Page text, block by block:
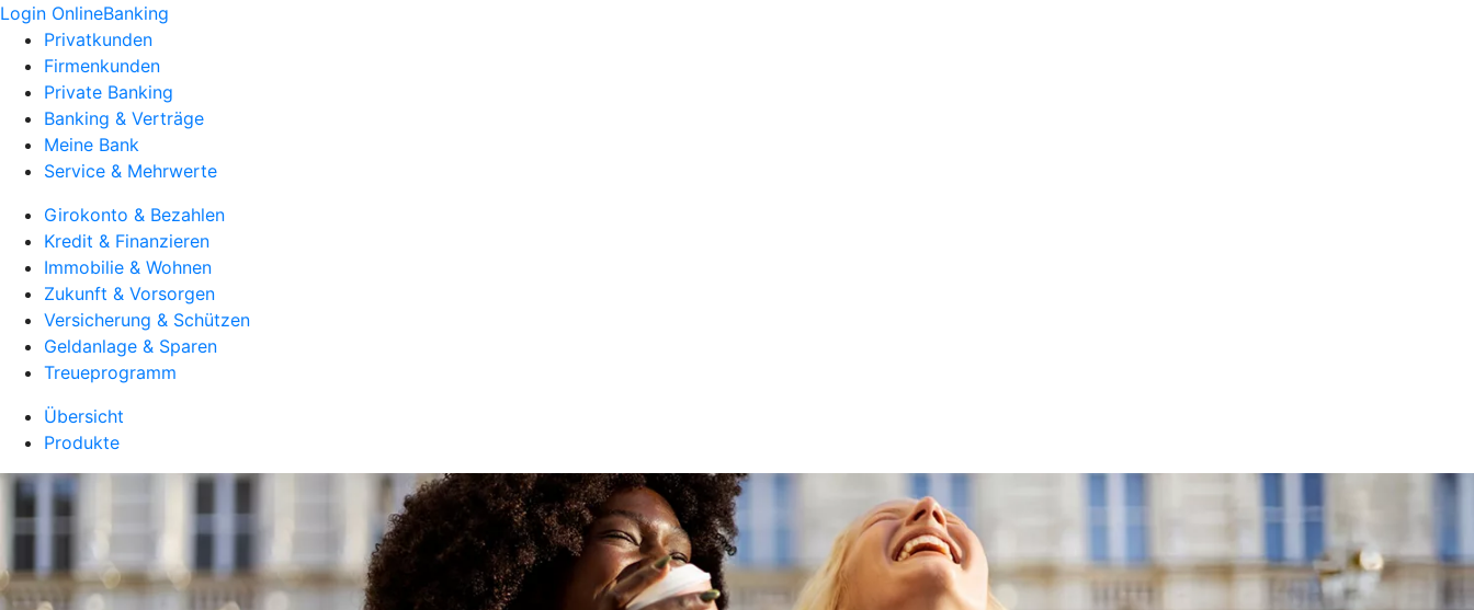
Login OnlineBanking
Privatkunden
Firmenkunden
Private Banking
Banking & Verträge
Meine Bank
Service & Mehrwerte
Girokonto & Bezahlen
Kredit & Finanzieren
Immobilie & Wohnen
Zukunft & Vorsorgen
Versicherung & Schützen
Geldanlage & Sparen
Treueprogramm
Übersicht
Produkte